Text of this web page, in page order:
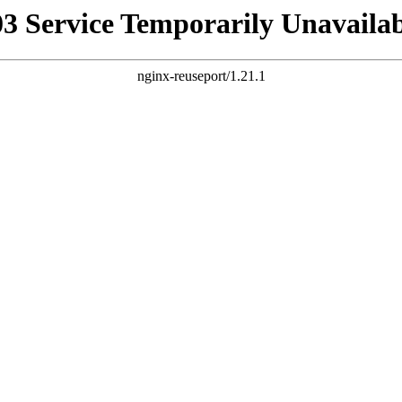
Service Temporarily
nginx-reuseport/1.21.1